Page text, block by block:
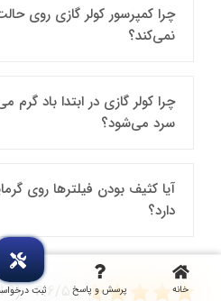
خانه پرسش و پاسخ ثبت
چرا کمپرسور کولر گازی روی
نمی‌کند؟
چرا کولر گازی در ابتدا باد گرم
سرد می‌شود؟
آیا کثیف بودن فیلترها روی
دارد؟
4.6/5 - (9 امتیاز)